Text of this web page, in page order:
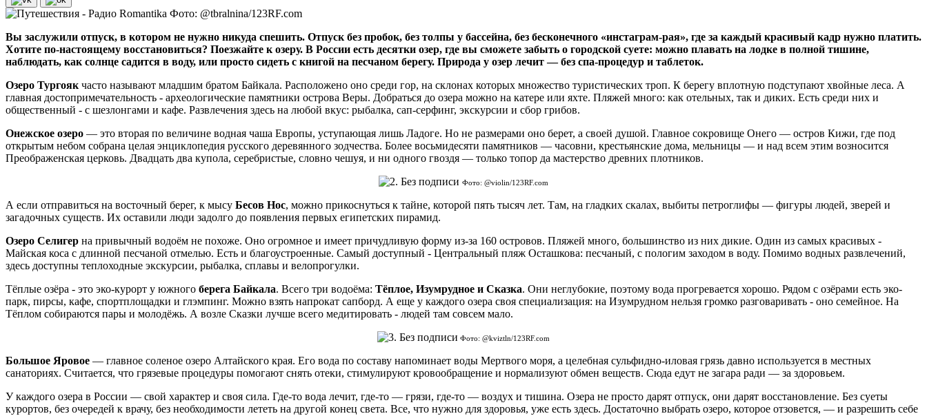
Фото: @tbralnina/123RF.com
Вы заслужили отпуск, в котором не нужно никуда спешить. Отпуск без пробок, без толпы у бассейна, без бесконечного «инстаграм-рая», где за каждый красивый кадр нужно платить.
Хотите по-настоящему восстановиться? Поезжайте к озеру. В России есть десятки озер, где вы сможете забыть о городской суете: можно плавать на лодке в полной тишине,
наблюдать, как солнце садится в воду, или просто сидеть с книгой на песчаном берегу. Природа у озер лечит — без спа-процедур и таблеток.
Озеро Тургояк часто называют младшим братом Байкала. Расположено оно среди гор, на склонах которых множество туристических троп. К берегу вплотную подступают хвойные леса. А
главная достопримечательность - археологические памятники острова Веры. Добраться до озера можно на катере или яхте. Пляжей много: как отельных, так и диких. Есть среди них и
общественный - с шезлонгами и кафе. Развлечения здесь на любой вкус: рыбалка, сап-серфинг, экскурсии и сбор грибов.
Онежское озеро — это вторая по величине водная чаша Европы, уступающая лишь Ладоге. Но не размерами оно берет, а своей душой. Главное сокровище Онего — остров Кижи, где под
открытым небом собрана целая энциклопедия русского деревянного зодчества. Более восьмидесяти памятников — часовни, крестьянские дома, мельницы — и над всем этим возносится
Преображенская церковь. Двадцать два купола, серебристые, словно чешуя, и ни одного гвоздя — только топор да мастерство древних плотников.
Фото: @violin/123RF.com
А если отправиться на восточный берег, к мысу Бесов Нос, можно прикоснуться к тайне, которой пять тысяч лет. Там, на гладких скалах, выбиты петроглифы — фигуры людей, зверей и
загадочных существ. Их оставили люди задолго до появления первых египетских пирамид.
Озеро Селигер на привычный водоём не похоже. Оно огромное и имеет причудливую форму из-за 160 островов. Пляжей много, большинство из них дикие. Один из самых красивых -
Майская коса с длинной песчаной отмелью. Есть и благоустроенные. Самый доступный - Центральный пляж Осташкова: песчаный, с пологим заходом в воду. Помимо водных развлечений,
здесь доступны теплоходные экскурсии, рыбалка, сплавы и велопрогулки.
Тёплые озёра - это эко-курорт у южного берега Байкала. Всего три водоёма: Тёплое, Изумрудное и Сказка. Они неглубокие, поэтому вода прогревается хорошо. Рядом с озёрами есть эко-
парк, пирсы, кафе, спортплощадки и глэмпинг. Можно взять напрокат сапборд. А еще у каждого озера своя специализация: на Изумрудном нельзя громко разговаривать - оно семейное. На
Тёплом собираются пары и молодёжь. А возле Сказки лучше всего медитировать - людей там совсем мало.
Фото: @kviztln/123RF.com
Большое Яровое — главное соленое озеро Алтайского края. Его вода по составу напоминает воды Мертвого моря, а целебная сульфидно-иловая грязь давно используется в местных
санаториях. Считается, что грязевые процедуры помогают снять отеки, стимулируют кровообращение и нормализуют обмен веществ. Сюда едут не загара ради — за здоровьем.
У каждого озера в России — свой характер и своя сила. Где-то вода лечит, где-то — грязи, где-то — воздух и тишина. Озера не просто дарят отпуск, они дарят восстановление. Без суеты
курортов, без очередей к врачу, без необходимости лететь на другой конец света. Все, что нужно для здоровья, уже есть здесь. Достаточно выбрать озеро, которое отзовется, — и разрешить себе